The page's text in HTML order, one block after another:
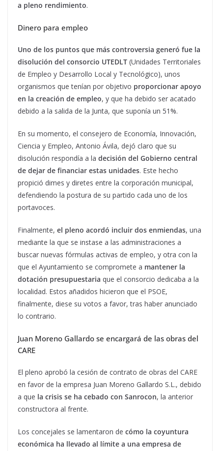
a pleno rendimiento.
Dinero para empleo
Uno de los puntos que más controversia generó fue la
disolución del consorcio UTEDLT (Unidades Territoriales
de Empleo y Desarrollo Local y Tecnológico), unos
organismos que tenían por objetivo proporcionar apoyo
en la creación de empleo, y que ha debido ser acatado
debido a la salida de la Junta, que suponía un 51%.
En su momento, el consejero de Economía, Innovación,
Ciencia y Empleo, Antonio Ávila, dejó claro que su
disolución respondía a la decisión del Gobierno central
de dejar de financiar estas unidades. Este hecho
propició dimes y diretes entre la corporación municipal,
defendiendo la postura de su partido cada uno de los
portavoces.
Finalmente, el pleno acordó incluir dos enmiendas, una
mediante la que se instase a las administraciones a
buscar nuevas fórmulas activas de empleo, y otra con la
que el Ayuntamiento se compromete a mantener la
dotación presupuestaria que el consorcio dedicaba a la
localidad. Estos añadidos hicieron que el PSOE,
finalmente, diese su votos a favor, tras haber anunciado
lo contrario.
Juan Moreno Gallardo se encargará de las obras del
CARE
El pleno aprobó la cesión de contrato de obras del CARE
en favor de la empresa Juan Moreno Gallardo S.L., debido
a que la crisis se ha cebado con Sanrocon, la anterior
constructora al frente.
Los concejales se lamentaron de cómo la coyuntura
económica ha llevado al límite a una empresa de